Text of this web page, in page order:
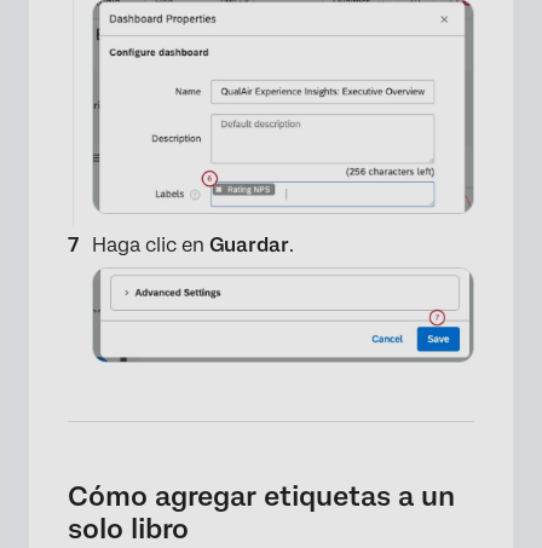
Haga clic en Guardar.
Cómo agregar etiquetas a un
solo libro